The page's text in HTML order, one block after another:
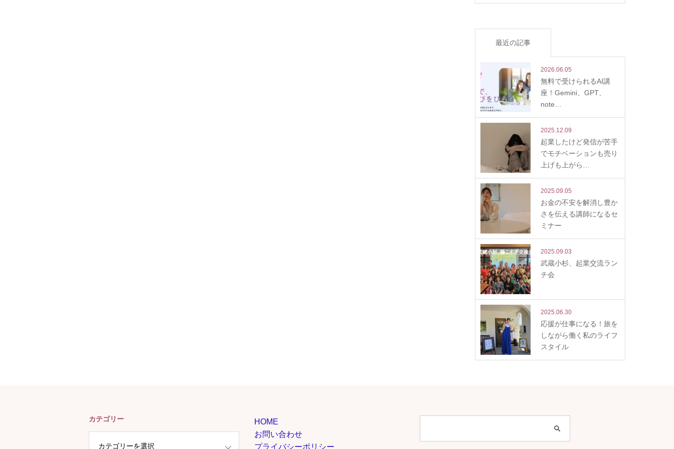
最近の記事
2026.06.05
無料で受けられるAI講
座！Gemini、GPT、
note…
2025.12.09
起業したけど発信が苦手
でモチベーションも売り
上げも上がら…
2025.09.05
お金の不安を解消し豊か
さを伝える講師になるセ
ミナー
2025.09.03
武蔵小杉、起業交流ラン
チ会
2025.06.30
応援が仕事になる！旅を
しながら働く私のライフ
スタイル
カテゴリー
HOME
お問い合わせ
プライバシーポリシー